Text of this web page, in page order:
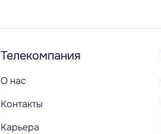
Телекомпания
О нас
Контакты
Карьера